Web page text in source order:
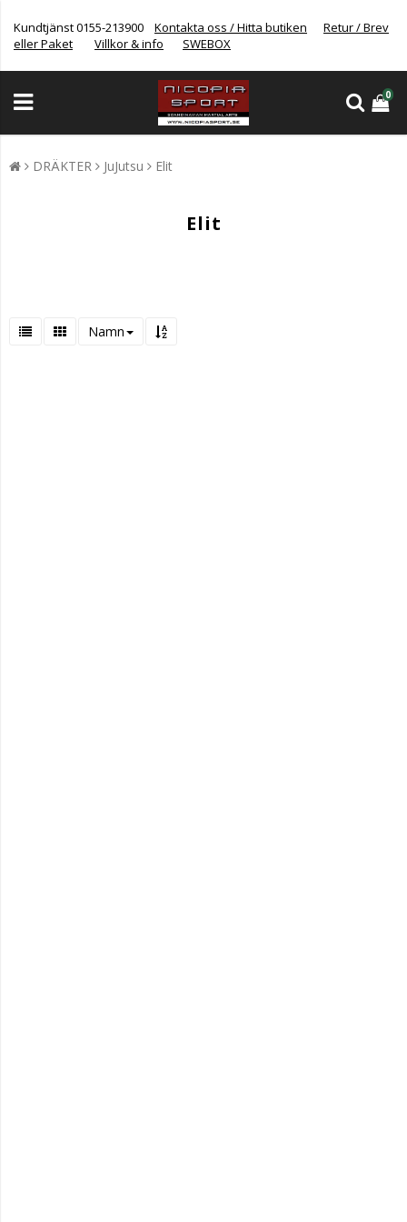
Kundtjänst 0155-213900 Kontakta oss / Hitta butiken
Retur / Brev
eller Paket
Villkor & info SWEBOX
0
DRÄKTER JuJutsu Elit
Elit
Namn